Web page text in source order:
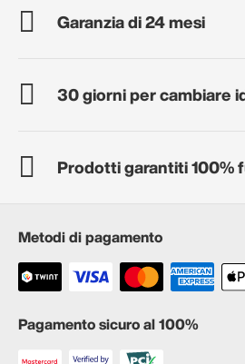
Garanzia di 24 mesi
30 giorni per cambiare
Prodotti garantiti 100%
Metodi di pagamento
Pagamento sicuro al 100%